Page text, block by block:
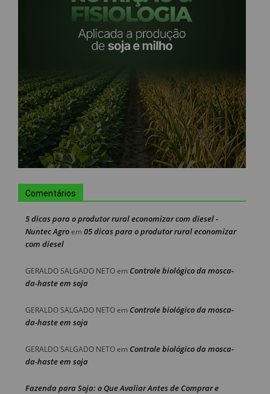
Comentários
5 dicas para o produtor rural economizar com diesel -
Nuntec Agroem 05 dicas para o produtor rural economizar
com diesel
GERALDO SALGADO NETOem Controle biológico da mosca-
da-haste em soja
GERALDO SALGADO NETOem Controle biológico da mosca-
da-haste em soja
GERALDO SALGADO NETOem Controle biológico da mosca-
da-haste em soja
Fazenda para Soja: o Que Avaliar Antes de Comprar e